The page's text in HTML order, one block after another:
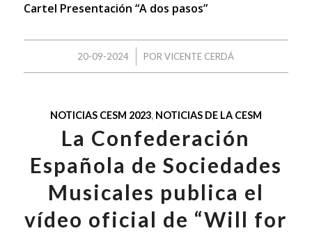
Cartel Presentación “A dos pasos”
20-09-2024
/ PORVICENTE CERDÁ
NOTICIAS CESM 2023, NOTICIAS DE LA CESM
La Confederación
Española de Sociedades
Musicales publica el
vídeo oficial de “Will for